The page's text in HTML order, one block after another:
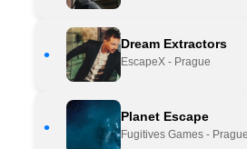
•
Dream Extractors
EscapeX - Prague
•
Planet Escape
Fugitives Games - Prague